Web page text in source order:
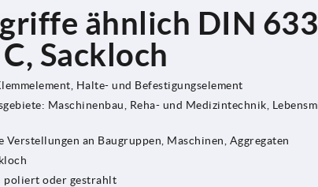
ähnlich DIN
Sackloch
Halte- und Befestigungselement
Maschinenbau, Reha- und Medizintechnik,
Verstellungen an Baugruppen, Maschinen, Aggregaten
poliert oder gestrahlt